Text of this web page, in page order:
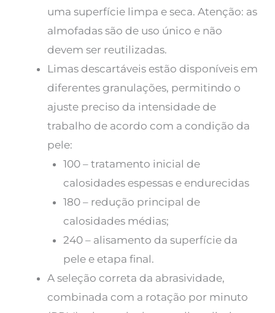
uma superfície limpa e seca. Atenção: as
almofadas são de uso único e não
devem ser reutilizadas.
Limas descartáveis ​​estão disponíveis em
diferentes granulações, permitindo o
ajuste preciso da intensidade de
trabalho de acordo com a condição da
pele:
100 – tratamento inicial de
calosidades espessas e endurecidas
180 – redução principal de
calosidades médias;
240 – alisamento da superfície da
pele e etapa final.
A seleção correta da abrasividade,
combinada com a rotação por minuto